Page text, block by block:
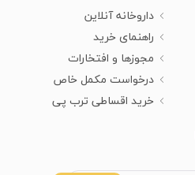
داروخانه آنلاین
راهنمای خرید
مجوزها و افتخارات
درخواست مکمل خاص
خرید اقساطی ترب پی